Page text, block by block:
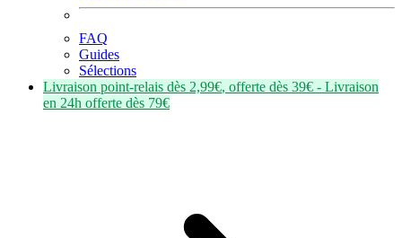
FAQ
Guides
Sélections
Livraison point-relais dès 2,99€, offerte dès 39€ - Livraison
en 24h offerte dès 79€